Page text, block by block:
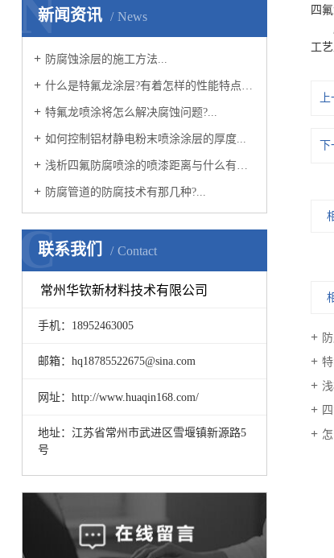
新闻资讯 News
N
防腐蚀涂层的施工方法...
什么是特氟龙涂层?有着怎样的性能特点?...
特氟龙喷涂将怎么解决腐蚀问题?...
如何控制铝材静电粉末喷涂涂层的厚度...
浅析四氟防腐喷涂的喷漆距离与什么有关？...
防腐管道的防腐技术有那几种?...
联系我们 Contact
C
常州华钦新材料技术有限公司
手机：18952463005
邮箱：hq18785522675@sina.com
网址：http://www.huaqin168.com/
地址：江苏省常州市武进区雪堰镇新源路5
号
四
厚
工